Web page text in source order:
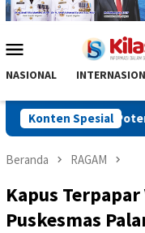
Mobile
NASIONAL
Konten Spesial
Juta, Potensi Rp200
Beranda RAGAM
Kapus
Puskesmas